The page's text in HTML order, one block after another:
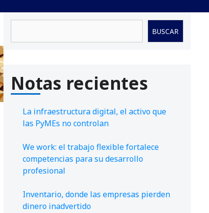
BUSCAR
Notas recientes
La infraestructura digital, el activo que
las PyMEs no controlan
We work: el trabajo flexible fortalece
competencias para su desarrollo
profesional
Inventario, donde las empresas pierden
dinero inadvertido